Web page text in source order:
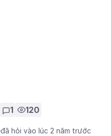
1 120
đã hỏi vào lúc 2 năm trước